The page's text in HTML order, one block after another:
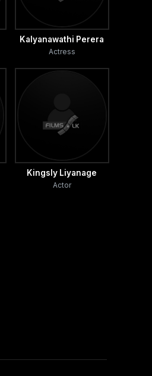
Kalyanawathi Perera
Actress
Kingsly Liyanage
Actor